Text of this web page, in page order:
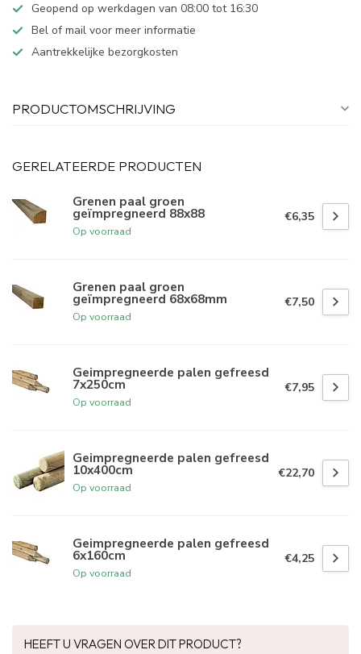
Geopend op werkdagen van 08:00 tot 16:30
Bel of mail voor meer informatie
Aantrekkelijke bezorgkosten
PRODUCTOMSCHRIJVING
GERELATEERDE PRODUCTEN
Grenen paal groen
geïmpregneerd 88x88
Op voorraad
€6,35
Grenen paal groen
geïmpregneerd 68x68mm
Op voorraad
€7,50
Geimpregneerde palen gefreesd
7x250cm
Op voorraad
€7,95
Geimpregneerde palen gefreesd
10x400cm
Op voorraad
€22,70
Geimpregneerde palen gefreesd
6x160cm
Op voorraad
€4,25
HEEFT U VRAGEN OVER DIT PRODUCT?